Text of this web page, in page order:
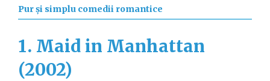
Pur și simplu comedii romantice
1. Maid in Manhattan
(2002)